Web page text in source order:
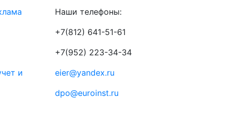
и
Наши телефоны:
+7(812) 641-51-61
+7(952) 223-34-34
eier@yandex.ru
dpo@euroinst.ru